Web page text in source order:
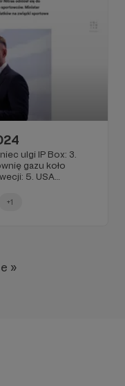
ulgi IP Box: 3.
gazu koło
5. USA
8. Brytyjskie
+1
»